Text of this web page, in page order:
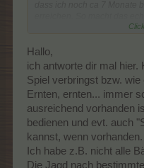
Vielleicht hat ja jemand
Danke
Hallo,
ich antworte dir mal hier.
Spiel verbringst bzw.
Ernten, ernten... immer
ausreichend vorhanden
bedienen und evt. auch
kannst, wenn vorhanden.
Ich habe z.B. nicht alle
Die Jagd nach